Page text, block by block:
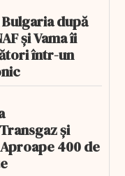
după
și Vama îi
într-un
și
400 de